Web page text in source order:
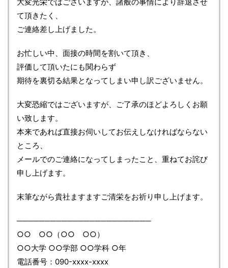
大変光栄ではございますが、諸般の事情により辞退させ
て頂きたく、
ご連絡差し上げました。
お忙しい中、面接の時間を割いて頂き、
評価して頂いたにも関わらず
期待を裏切る結果となってしまい申し訳ございません。
大変恐縮ではございますが、ご了承のほどよろしくお願
い致します。
本来であれば直接お伺いしてお伝えしなければならない
ところ、
メールでのご連絡になってしまったこと、重ねてお詫び
申し上げます。
末筆ながら貴社ますますご清栄をお祈り申し上げます。
────────────────────────
○○ ○○（○○ ○○）
○○大学 ○○学部 ○○学科 ○年
電話番号：090-xxxx-xxxx